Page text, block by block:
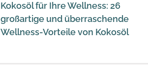
Kokosöl für Ihre Wellness: 26
großartige und überraschende
Wellness-Vorteile von Kokosöl